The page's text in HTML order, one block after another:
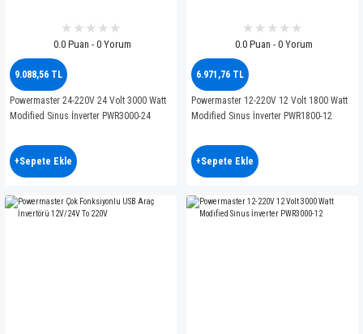
0.0 Puan - 0 Yorum
9.088,56 TL
Powermaster 24-220V 24 Volt 3000 Watt
Modified Sinus İnverter PWR3000-24
+Sepete Ekle
0.0 Puan - 0 Yorum
6.971,76 TL
Powermaster 12-220V 12 Volt 1800 Watt
Modified Sinus İnverter PWR1800-12
+Sepete Ekle